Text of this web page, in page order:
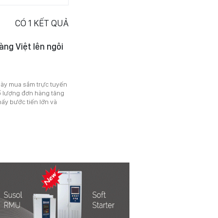
CÓ 1 KẾT QUẢ
Việt lên ngôi
mua sắm trực tuyến
lượng đơn hàng tăng
bước tiến lớn và